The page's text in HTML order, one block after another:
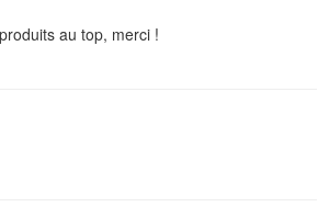
au top, merci !